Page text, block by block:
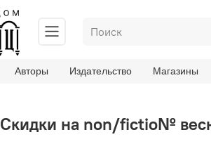
Авторы Издательство Магазины
Скидки на non/fictio№